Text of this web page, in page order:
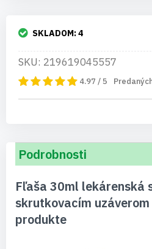
SKLADOM:4
SKU: 219619045557
4.97 / 5
Podrobnosti
Fľaša 30ml lekárenská
skrutkovacím
produkte